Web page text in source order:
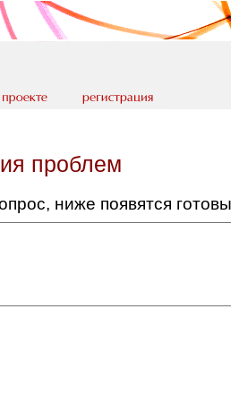
проблем
ниже появятся